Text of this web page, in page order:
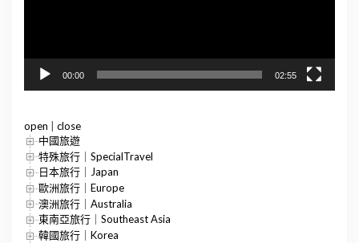
00:00 02:55
open
close
中國旅遊
特殊旅行｜SpecialTravel
日本旅行｜Japan
歐洲旅行｜Europe
澳洲旅行｜Australia
東南亞旅行｜Southeast Asia
韓國旅行｜Korea